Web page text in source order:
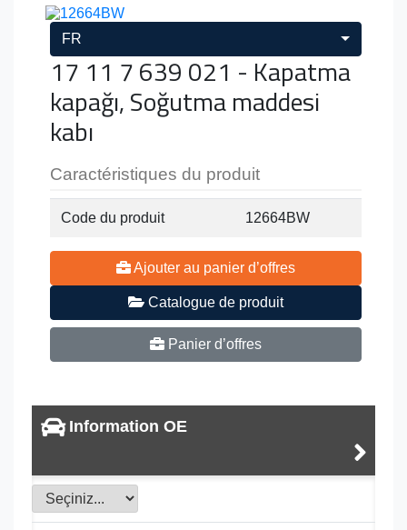
FR
17 11 7 639 021 - Kapatma
kapağı, Soğutma maddesi
kabı
Caractéristiques du produit
Code du produit 12664BW
Ajouter au panier d’offres
Catalogue de produit
Panier d’offres
Information OE